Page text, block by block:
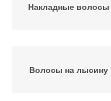
Накладные волосы
Волосы на лысину